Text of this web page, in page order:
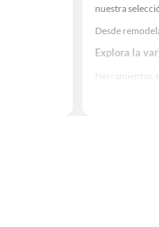
nuestra
Desde
Explora la
Herramientas,
Encuentra